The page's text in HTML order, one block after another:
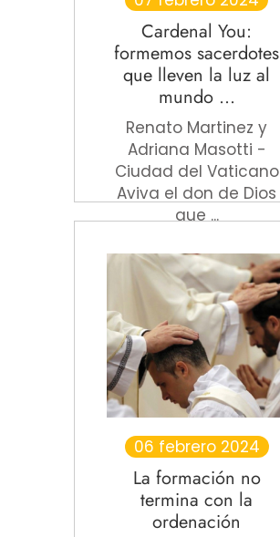
Cardenal You:
formemos sacerdotes
que lleven la luz al
mundo ...
Renato Martinez y
Adriana Masotti -
Ciudad del Vaticano
Aviva el don de Dios
que ...
06 febrero 2024
La formación no
termina con la
ordenación